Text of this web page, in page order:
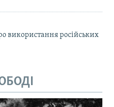
використання російських